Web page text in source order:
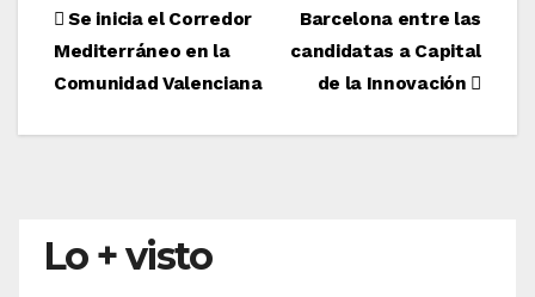
Navegación
de
entradas
Barcelona entre las
candidatas a Capital
de la Innovación
Se inicia el Corredor
Mediterráneo en la
Comunidad Valenciana
Lo + visto